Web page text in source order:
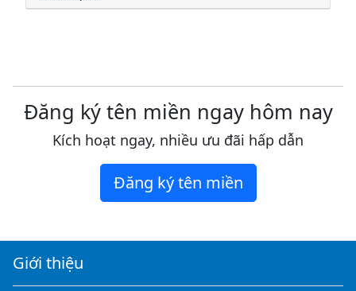
Đăng ký tên miền ngay hôm nay
Kích hoạt ngay, nhiều ưu đãi hấp dẫn
Đăng ký tên miền
Giới thiệu